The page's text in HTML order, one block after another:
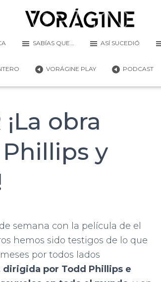
SABÍAS QUE… ASÍ SUCEDIÓ
VORÁGINE PLAY PODCAST
obra
y
semana con la película de el
hemos sido testigos de lo que
por todos lados
dirigida por Todd Phillips e